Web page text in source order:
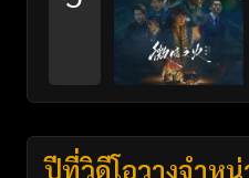
ปีที่วิดีโอวางจำหน่